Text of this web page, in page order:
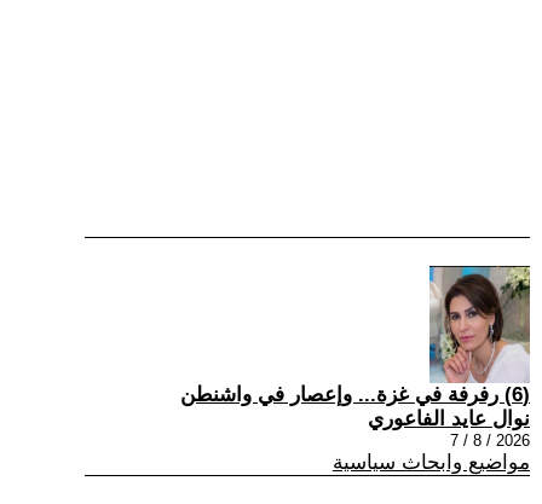
(6) رفرفة في غزة... وإعصار في واشنطن
نوال عايد الفاعوري
2026 / 8 / 7
مواضيع وابحاث سياسية